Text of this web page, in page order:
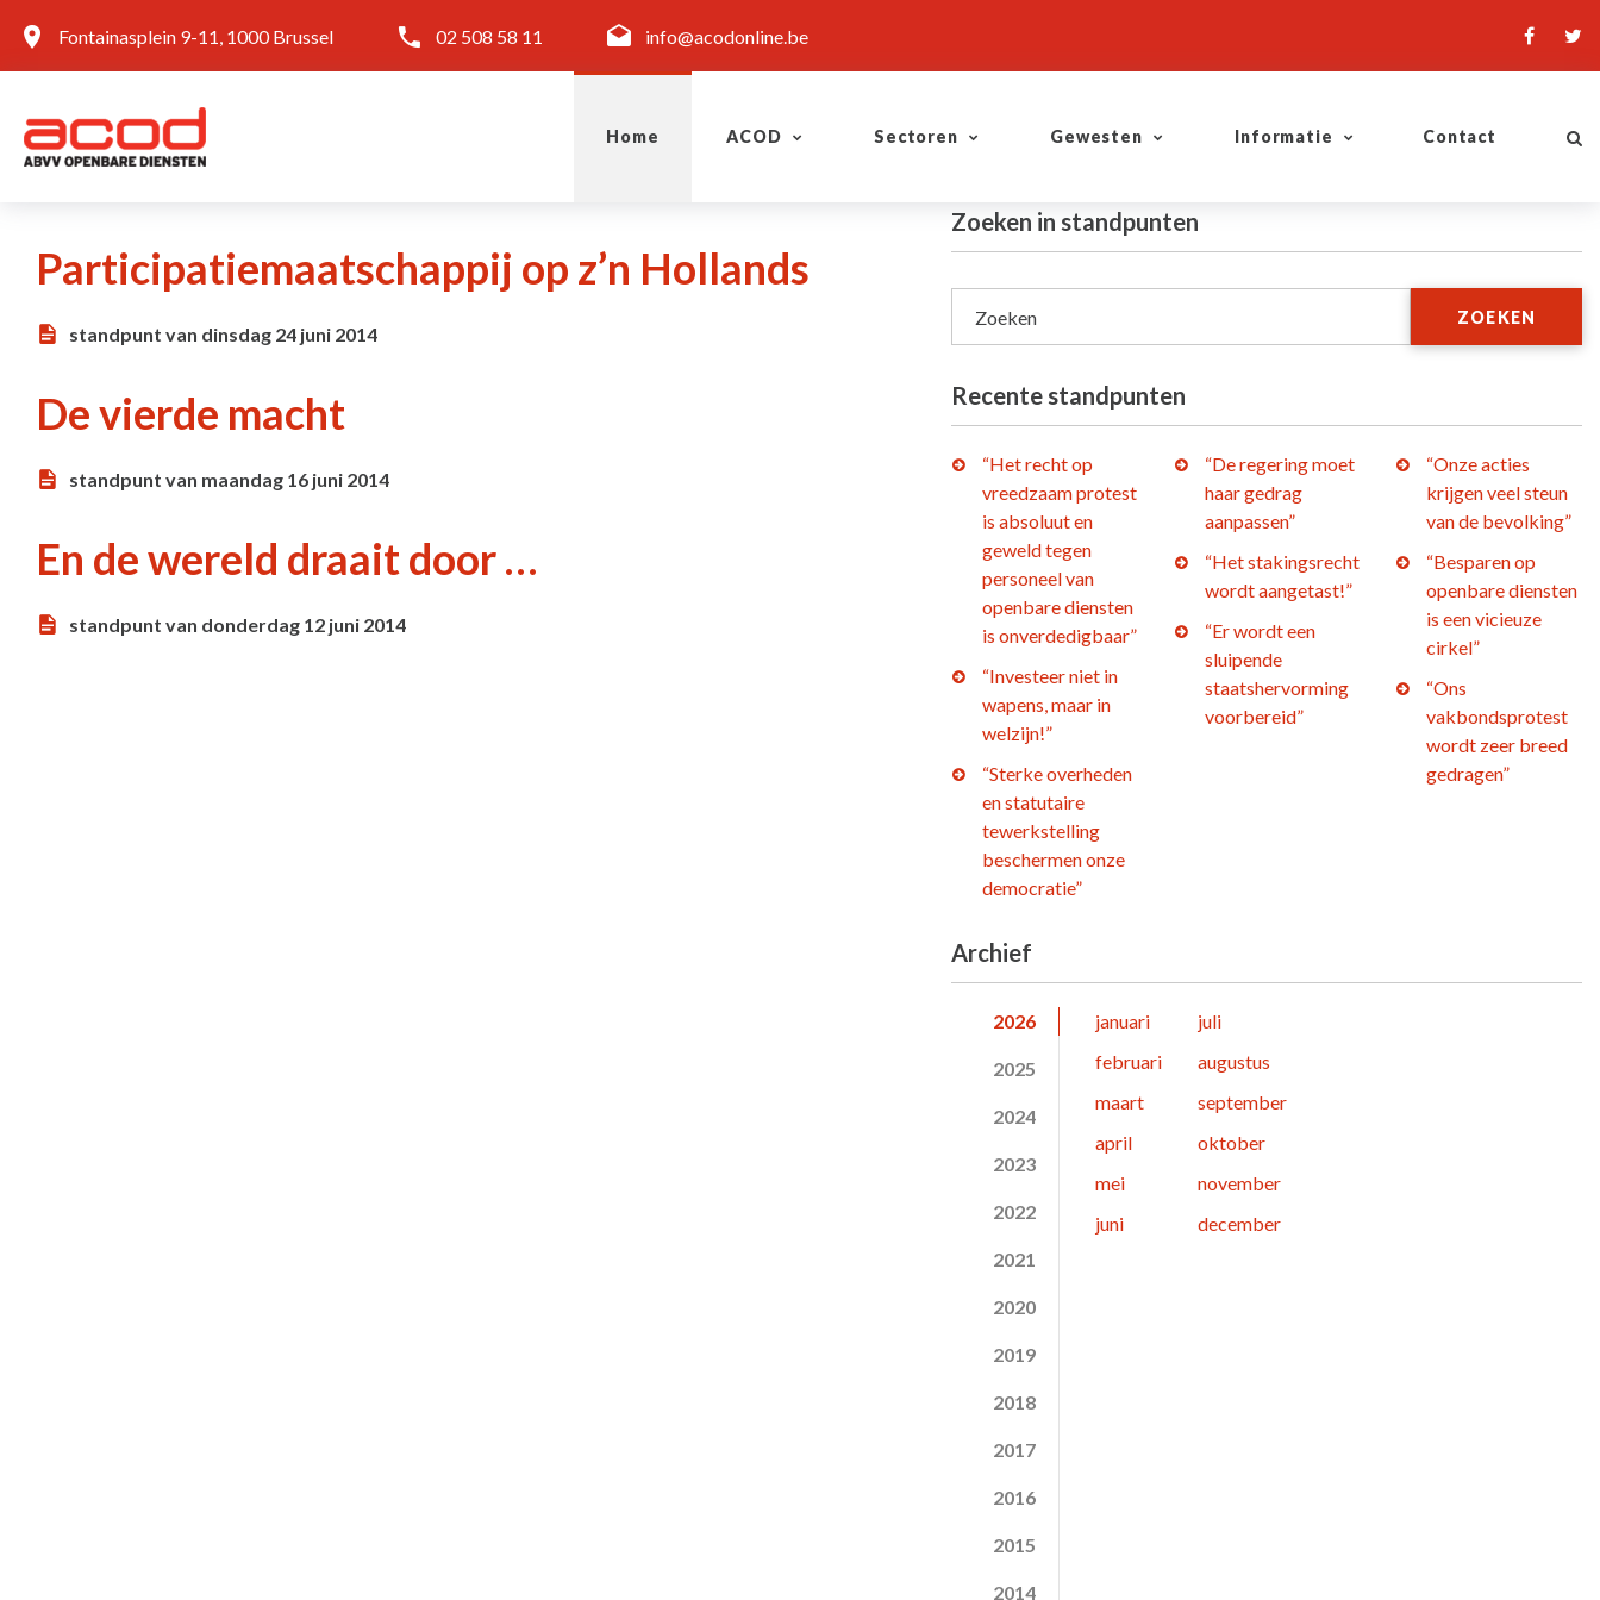
Fontainasplein 9-11, 1000 Brussel 02 508 58 11 info@acodonline.be
Home ACOD Sectoren Gewesten Informatie Contact
Participatiemaatschappij op z’n Hollands
standpunt van dinsdag 24 juni 2014
De vierde macht
standpunt van maandag 16 juni 2014
En de wereld draait door …
standpunt van donderdag 12 juni 2014
Zoeken in standpunten
Zoeken ZOEKEN
Recente standpunten
“Het recht op
vreedzaam protest
is absoluut en
geweld tegen
personeel van
openbare diensten
is onverdedigbaar”
“Investeer niet in
wapens, maar in
welzijn!”
“Sterke overheden
en statutaire
tewerkstelling
beschermen onze
democratie”
“De regering moet
haar gedrag
aanpassen”
“Het stakingsrecht
wordt aangetast!”
“Er wordt een
sluipende
staatshervorming
voorbereid”
“Onze acties
krijgen veel steun
van de bevolking”
“Besparen op
openbare diensten
is een vicieuze
cirkel”
“Ons
vakbondsprotest
wordt zeer breed
gedragen”
Archief
2026
2025
2024
2023
2022
2021
2020
2019
2018
2017
2016
2015
2014
januari
februari
maart
april
mei
juni
juli
augustus
september
oktober
november
december